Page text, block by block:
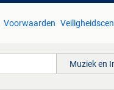
Voorwaarden
Muziek en